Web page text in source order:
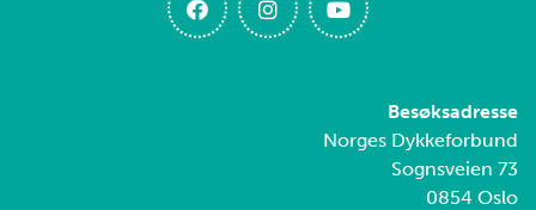
Besøksadresse
Norges Dykkeforbund
Sognsveien 73
0854 Oslo